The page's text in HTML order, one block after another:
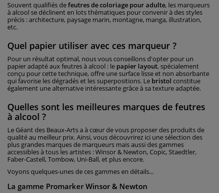
Souvent qualifiés defeutres de coloriage pour adulte, les marqueurs
à alcool se déclinent en lots thématiques pour convenir à des styles
précis : architecture, paysage marin, montagne, manga, illustration,
etc.
Quel papier utiliser avec ces marqueur ?
Pour un résultat optimal, nous vous conseillons d'opter pour un
papier adapté aux feutres à alcool : le papier layout, spécialement
conçu pour cette technique, offre une surface lisse et non absorbante
qui favorise les dégradés et les superpositions. Le bristol constitue
également une alternative intéressante grâce à sa texture adaptée.
Quelles sont les meilleures marques de feutres
à alcool ?
Le Géant des Beaux-Arts a à cœur de vous proposer des produits de
qualité au meilleur prix. Ainsi, vous découvrirez ici une sélection des
plus grandes marques de marqueurs mais aussi des gammes
accessibles à tous les artistes : Winsor & Newton, Copic, Staedtler,
Faber-Castell, Tombow, Uni-Ball, et plus encore.
Voyons quelques-unes de ces gammes en détails...
La gamme Promarker Winsor & Newton